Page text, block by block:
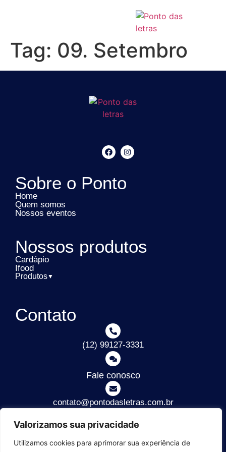
Valorizamos sua privacidade
Utilizamos cookies para aprimorar sua experiência de
Tag: 09. Setembro
Sobre o Ponto
Home
Quem somos
Nossos eventos
Nossos produtos
Cardápio
Ifood
Produtos▼
Revistas e jornais
Contato
(12) 99127-3331
Fale conosco
contato@pontodasletras.com.br
R. Dr Carvalho, 146 - Vila , Ilhabela - SP CEP
11635-138